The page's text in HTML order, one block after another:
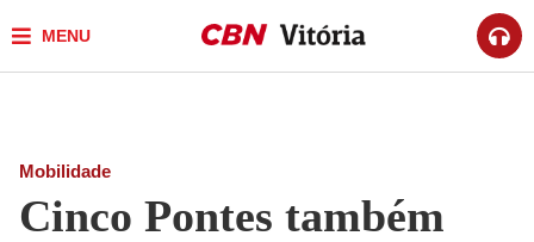
MENU
Mobilidade
Cinco Pontes também